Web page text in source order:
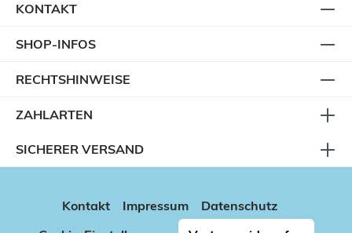
KONTAKT
SHOP-INFOS
RECHTSHINWEISE
ZAHLARTEN
SICHERER VERSAND
Kontakt Impressum
Datenschutz